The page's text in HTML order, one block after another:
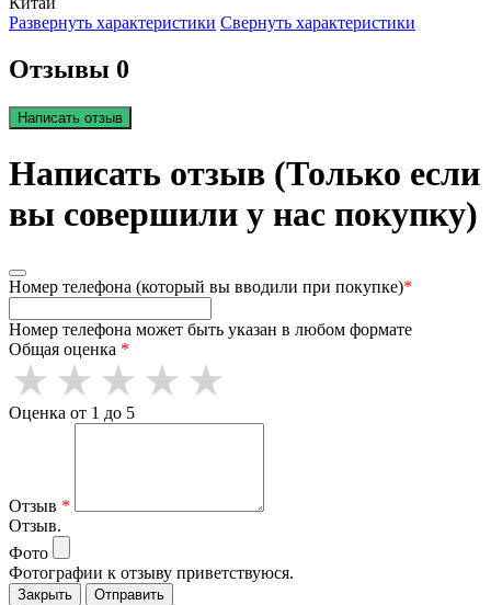
Развернуть характеристики Свернуть характеристики
Отзывы 0
Написать отзыв
Написать отзыв (Только если
вы совершили у нас покупку)
Номер телефона (который вы вводили при покупке)*
Номер телефона может быть указан в любом формате
Общая оценка *
Оценка от 1 до 5
Отзыв *
Отзыв.
Фото
Фотографии к отзыву приветствуюся.
Закрыть Отправить